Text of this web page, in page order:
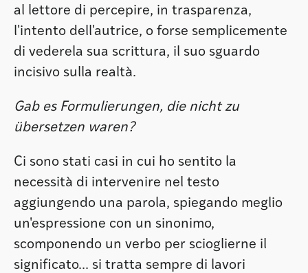
al lettore di percepire, in trasparenza,
l'intento dell'autrice, o forse semplicemente
di vederela sua scrittura, il suo sguardo
incisivo sulla realtà.
Gab es Formulierungen, die nicht zu
übersetzen waren?
Ci sono stati casi in cui ho sentito la
necessità di intervenire nel testo
aggiungendo una parola, spiegando meglio
un'espressione con un sinonimo,
scomponendo un verbo per scioglierne il
significato... si tratta sempre di lavori